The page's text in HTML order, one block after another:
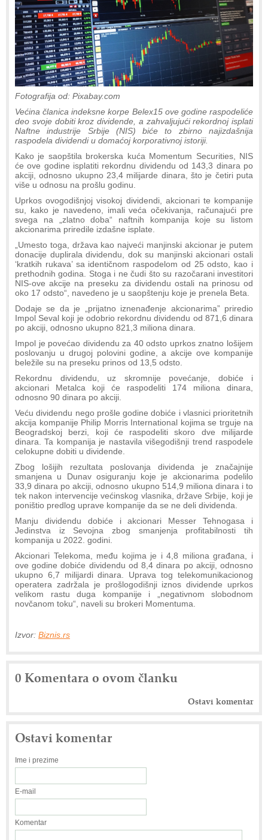
Fotografija od: Pixabay.com
Većina članica indeksne korpe Belex15 ove godine raspodeliće
deo svoje dobiti kroz dividende, a zahvaljujući rekordnoj isplati
Naftne industrije Srbije (NIS) biće to zbirno najizdašnija
raspodela dividendi u domaćoj korporativnoj istoriji.
Kako je saopštila brokerska kuća Momentum Securities, NIS
će ove godine isplatiti rekordnu dividendu od 143,3 dinara po
akciji, odnosno ukupno 23,4 milijarde dinara, što je četiri puta
više u odnosu na prošlu godinu.
Uprkos ovogodišnjoj visokoj dividendi, akcionari te kompanije
su, kako je navedeno, imali veća očekivanja, računajući pre
svega na „zlatno doba“ naftnih kompanija koje su listom
akcionarima priredile izdašne isplate.
„Umesto toga, država kao najveći manjinski akcionar je putem
donacije duplirala dividendu, dok su manjinski akcionari ostali
‘kratkih rukava’ sa identičnom raspodelom od 25 odsto, kao i
prethodnih godina. Stoga i ne čudi što su razočarani investitori
NIS-ove akcije na preseku za dividendu ostali na prinosu od
oko 17 odsto“, navedeno je u saopštenju koje je prenela Beta.
Dodaje se da je „prijatno iznenađenje akcionarima” priredio
Impol Seval koji je odobrio rekordnu dividendu od 871,6 dinara
po akciji, odnosno ukupno 821,3 miliona dinara.
Impol je povećao dividendu za 40 odsto uprkos znatno lošijem
poslovanju u drugoj polovini godine, a akcije ove kompanije
beležile su na preseku prinos od 13,5 odsto.
Rekordnu dividendu, uz skromnije povećanje, dobiće i
akcionari Metalca koji će raspodeliti 174 miliona dinara,
odnosno 90 dinara po akciji.
Veću dividendu nego prošle godine dobiće i vlasnici prioritetnih
akcija kompanije Philip Morris International kojima se trguje na
Beogradskoj berzi, koji će raspodeliti skoro dve milijarde
dinara. Ta kompanija je nastavila višegodišnji trend raspodele
celokupne dobiti u dividende.
Zbog lošijih rezultata poslovanja dividenda je značajnije
smanjena u Dunav osiguranju koje je akcionarima podelilo
33,9 dinara po akciji, odnosno ukupno 514,9 miliona dinara i to
tek nakon intervencije većinskog vlasnika, države Srbije, koji je
poništio predlog uprave kompanije da se ne deli dividenda.
Manju dividendu dobiće i akcionari Messer Tehnogasa i
Jedinstva iz Sevojna zbog smanjenja profitabilnosti tih
kompanija u 2022. godini.
Akcionari Telekoma, među kojima je i 4,8 miliona građana, i
ove godine dobiće dividendu od 8,4 dinara po akciji, odnosno
ukupno 6,7 milijardi dinara. Uprava tog telekomunikacionog
operatera zadržala je prošlogodišnji iznos dividende uprkos
velikom rastu duga kompanije i „negativnom slobodnom
novčanom toku“, naveli su brokeri Momentuma.
Izvor: Biznis.rs
0 Komentara o ovom članku
Ostavi komentar
Ostavi komentar
Ime i prezime
E-mail
Komentar